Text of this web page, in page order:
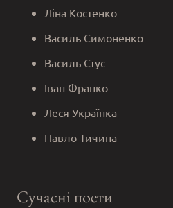
Ліна Костенко
Василь Симоненко
Василь Стус
Іван Франко
Леся Українка
Павло Тичина
Сучасні поети